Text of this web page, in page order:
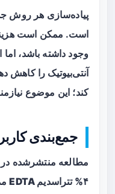
پیاده‌سازی هر روش
است. ممکن است
وجود داشته باشد،
آنتی‌بیوتیک را کاهش
کند؛ این موضوع
جمع‌بندی
مطالعه منتشرشده در JAMA نشان می‌دهد که
۴% تتراسدیم EDTA